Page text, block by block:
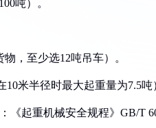
吨）。
，至少选12吨吊车）。
米半径时最大起重量为7.5吨
《起重机械安全规程》GB/T